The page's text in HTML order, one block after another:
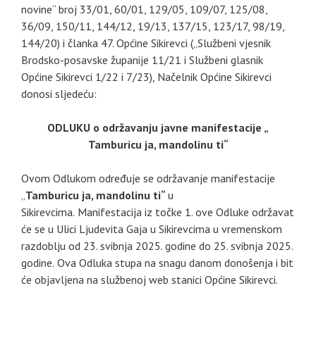
novine“ broj 33/01, 60/01, 129/05, 109/07, 125/08,
36/09, 150/11, 144/12, 19/13, 137/15, 123/17, 98/19,
144/20) i članka 47. Općine Sikirevci („Službeni vjesnik
Brodsko-posavske županije 11/21 i Službeni glasnik
Općine Sikirevci 1/22 i 7/23), Načelnik Općine Sikirevci
donosi sljedeću:
ODLUKU o održavanju javne manifestacije „
Tamburicu ja, mandolinu ti“
Ovom Odlukom određuje se održavanje manifestacije
„Tamburicu ja, mandolinu ti“ u
Sikirevcima. Manifestacija iz točke 1. ove Odluke održavat
će se u Ulici Ljudevita Gaja u Sikirevcima u vremenskom
razdoblju od 23. svibnja 2025. godine do 25. svibnja 2025.
godine. Ova Odluka stupa na snagu danom donošenja i bit
će objavljena na službenoj web stanici Općine Sikirevci.